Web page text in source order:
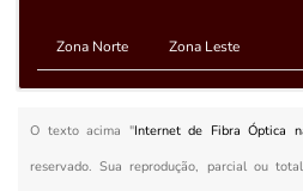
Zona Norte Zona Leste
O texto acima "Internet de Fibra Óptica
reservado. Sua reprodução, parcial ou